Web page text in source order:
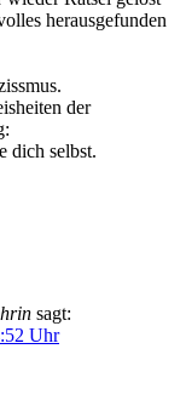
herausgefunden
der
dich selbst.
sagt:
Uhr